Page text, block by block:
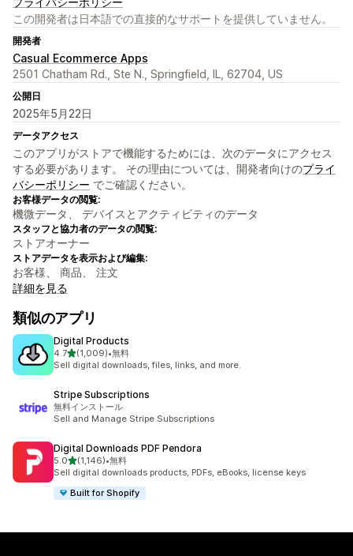
この開発者は日本語での直接的なサポートを提供していません。
開発者
Casual Ecommerce Apps
2501 Chatham Rd., Ste N., Springfield, IL, 62704, US
公開日
2025年5月22日
データアクセス
このアプリがストアで機能するためには、次のデータにアクセス
する必要があります。 その理由については、開発者向けのプライ
バシーポリシー でご確認ください。
お客様データの閲覧:
機微データ、 デバイスとアクティビティのデータ
スタッフと協力者のデータの閲覧:
ストアオーナー
ストアデータを表示および編集:
お客様、 商品、 注文
詳細を見る
類似のアプリ
Digital Products
4.75つ星中
(1,009)
合計レビュー数：1009件
•無料
Sell digital downloads, files, links, and more.
Stripe Subscriptions
無料インストール
Sell and Manage Stripe Subscriptions
Digital Downloads PDF Pendora
5.05つ星中
(1,146)
合計レビュー数：1146件
•無料
Sell digital downloads products, PDFs, eBooks, license keys
Built for Shopify